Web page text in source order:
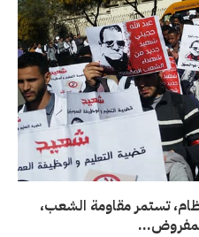
تستمر مقاومة الشعب،